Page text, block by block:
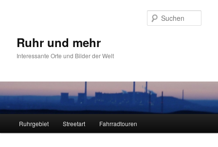
Ruhr und mehr
Interessante Orte und Bilder der Welt
Ruhrgebiet Streetart Fahrradtouren